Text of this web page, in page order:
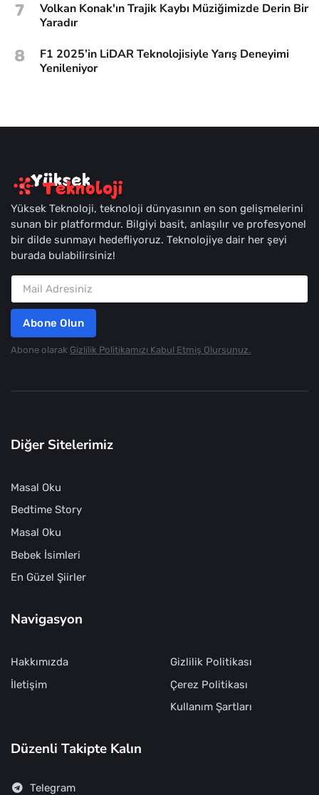
7
Volkan Konak'ın Trajik Kaybı Müziğimizde Derin Bir
Yaradır
8
F1 2025’in LiDAR Teknolojisiyle Yarış Deneyimi
Yenileniyor
Yüksek Teknoloji, teknoloji dünyasının en son gelişmelerini
sunan bir platformdur. Bilgiyi basit, anlaşılır ve profesyonel
bir dilde sunmayı hedefliyoruz. Teknolojiye dair her şeyi
burada bulabilirsiniz!
Abone Olun
Abone olarak Gizlilik Politikamızı Kabul Etmiş Olursunuz.
Diğer Sitelerimiz
Masal Oku
Bedtime Story
Masal Oku
Bebek İsimleri
En Güzel Şiirler
Navigasyon
Hakkımızda
İletişim
Gizlilik Politikası
Çerez Politikası
Kullanım Şartları
Düzenli Takipte Kalın
Telegram